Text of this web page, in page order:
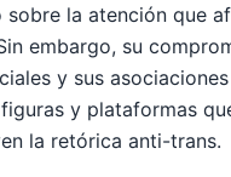
sobre la atención que
embargo, su
y sus
y plataformas
la retórica anti-trans.